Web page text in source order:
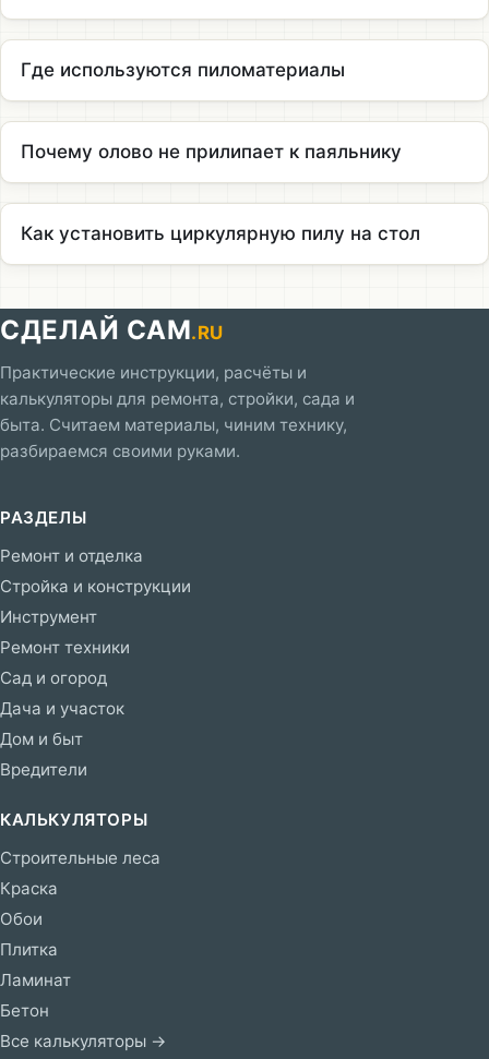
Где используются пиломатериалы
Почему олово не прилипает к паяльнику
Как установить циркулярную пилу на стол
СДЕЛАЙ САМ.RU
Практические инструкции, расчёты и
калькуляторы для ремонта, стройки, сада и
быта. Считаем материалы, чиним технику,
разбираемся своими руками.
РАЗДЕЛЫ
Ремонт и отделка
Стройка и конструкции
Инструмент
Ремонт техники
Сад и огород
Дача и участок
Дом и быт
Вредители
КАЛЬКУЛЯТОРЫ
Строительные леса
Краска
Обои
Плитка
Ламинат
Бетон
Все калькуляторы →